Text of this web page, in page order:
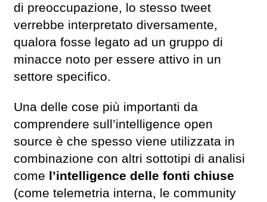
di preoccupazione, lo stesso tweet
verrebbe interpretato diversamente,
qualora fosse legato ad un gruppo di
minacce noto per essere attivo in un
settore specifico.
Una delle cose più importanti da
comprendere sull’intelligence open
source è che spesso viene utilizzata in
combinazione con altri sottotipi di analisi
come l’intelligence delle fonti chiuse
(come telemetria interna, le community